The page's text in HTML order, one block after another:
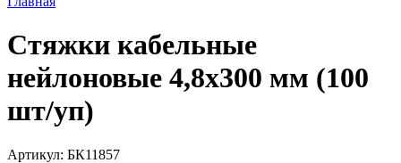
Стяжки кабельные
нейлоновые 4,8x300 мм (100
шт/уп)
Артикул: БК11857